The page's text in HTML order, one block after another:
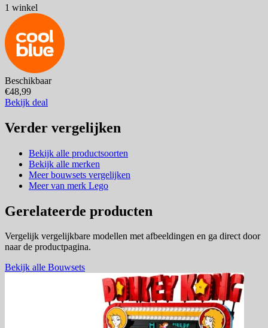
1 winkel
Beschikbaar
€48,99
Bekijk deal
Verder vergelijken
Bekijk alle productsoorten
Bekijk alle merken
Meer bouwsets vergelijken
Meer van merk Lego
Gerelateerde producten
Vergelijk vergelijkbare modellen met afbeeldingen en ga direct door
naar de productpagina.
Bekijk alle Bouwsets